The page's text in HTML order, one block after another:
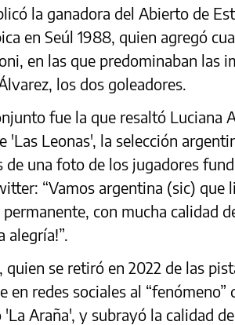
la ganadora del Abierto de
en Seúl 1988, quien agregó
en las que predominaban las
los dos goleadores.
fue la que resaltó Luciana
'Las Leonas', la selección
de una foto de los jugadores
“Vamos argentina (sic) que
con mucha calidad
alegría!”.
se retiró en 2022 de las
en redes sociales al “fenómeno”
Araña', y subrayó la calidad